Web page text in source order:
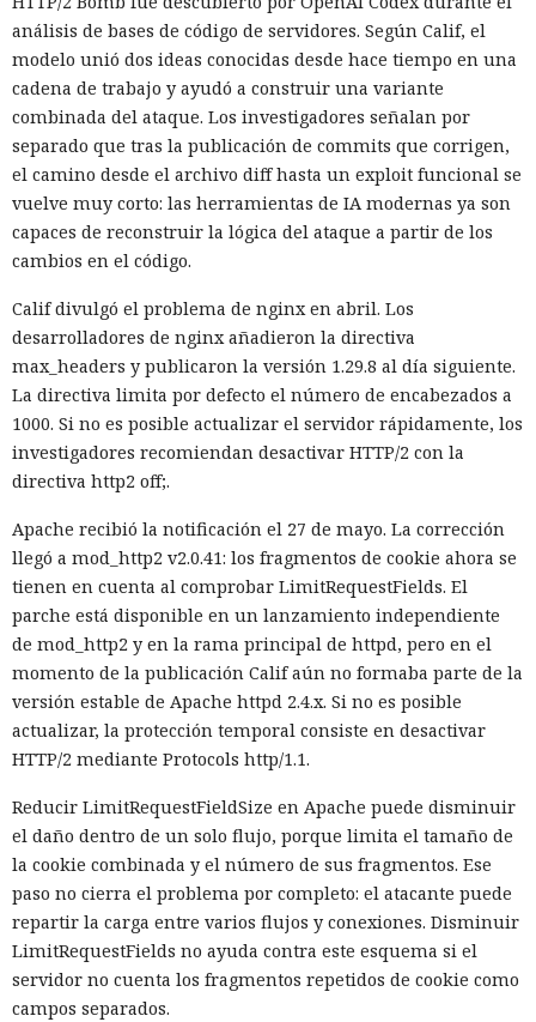
análisis de bases de código de servidores. Según Calif, el
modelo unió dos ideas conocidas desde hace tiempo en una
cadena de trabajo y ayudó a construir una variante
combinada del ataque. Los investigadores señalan por
separado que tras la publicación de commits que corrigen,
el camino desde el archivo diff hasta un exploit funcional se
vuelve muy corto: las herramientas de IA modernas ya son
capaces de reconstruir la lógica del ataque a partir de los
cambios en el código.
Calif divulgó el problema de nginx en abril. Los
desarrolladores de nginx añadieron la directiva
max_headers y publicaron la versión 1.29.8 al día siguiente.
La directiva limita por defecto el número de encabezados a
1000. Si no es posible actualizar el servidor rápidamente, los
investigadores recomiendan desactivar HTTP/2 con la
directiva http2 off;.
Apache recibió la notificación el 27 de mayo. La corrección
llegó a mod_http2 v2.0.41: los fragmentos de cookie ahora se
tienen en cuenta al comprobar LimitRequestFields. El
parche está disponible en un lanzamiento independiente
de mod_http2 y en la rama principal de httpd, pero en el
momento de la publicación Calif aún no formaba parte de la
versión estable de Apache httpd 2.4.x. Si no es posible
actualizar, la protección temporal consiste en desactivar
HTTP/2 mediante Protocols http/1.1.
Reducir LimitRequestFieldSize en Apache puede disminuir
el daño dentro de un solo flujo, porque limita el tamaño de
la cookie combinada y el número de sus fragmentos. Ese
paso no cierra el problema por completo: el atacante puede
repartir la carga entre varios flujos y conexiones. Disminuir
LimitRequestFields no ayuda contra este esquema si el
servidor no cuenta los fragmentos repetidos de cookie como
campos separados.